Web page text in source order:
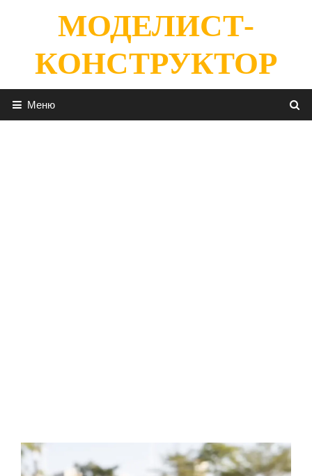
содержимомуМОДЕЛИСТ-
КОНСТРУКТОР
Меню